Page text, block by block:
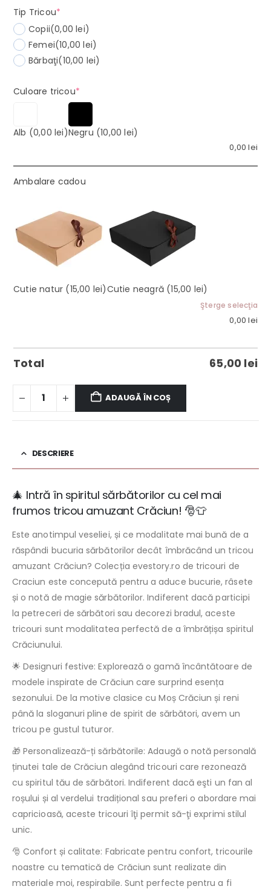
Tip Tricou*
Copii(0,00 lei)
Femei(10,00 lei)
Bărbaţi(10,00 lei)
Culoare tricou*(required)
Alb (0,00 lei)Negru (10,00 lei)
0,00lei
Ambalare cadou
Cutie natur (15,00 lei)Cutie neagră (15,00 lei)
Şterge selecţia
0,00lei
Total 65,00 lei
ADAUGĂ ÎN COȘ
DESCRIERE
🎄 Intră în spiritul sărbătorilor cu cel mai
frumos tricou amuzant Crăciun! 🎅👕
Este anotimpul veseliei, și ce modalitate mai bună de a
răspândi bucuria sărbătorilor decât îmbrăcând un tricou
amuzant Crăciun? Colecția evestory.ro de tricouri de
Craciun este concepută pentru a aduce bucurie, râsete
și o notă de magie sărbătorilor. Indiferent dacă participi
la petreceri de sărbători sau decorezi bradul, aceste
tricouri sunt modalitatea perfectă de a îmbrățișa spiritul
Crăciunului.
🌟 Designuri festive: Explorează o gamă încântătoare de
modele inspirate de Crăciun care surprind esența
sezonului. De la motive clasice cu Moș Crăciun și reni
până la sloganuri pline de spirit de sărbători, avem un
tricou pe gustul tuturor.
🎁 Personalizează-ți sărbătorile: Adaugă o notă personală
ținutei tale de Crăciun alegând tricouri care rezonează
cu spiritul tău de sărbători. Indiferent dacă eşti un fan al
roșului și al verdelui tradițional sau preferi o abordare mai
capricioasă, aceste tricouri îţi permit să-ţi exprimi stilul
unic.
🎅 Confort și calitate: Fabricate pentru confort, tricourile
noastre cu tematică de Crăciun sunt realizate din
materiale moi, respirabile. Sunt perfecte pentru a fi